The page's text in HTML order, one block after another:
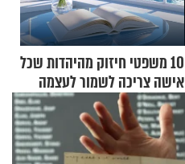
10 משפטי חיזוק מהיהדות שכל
אישה צריכה לשמור לעצמה